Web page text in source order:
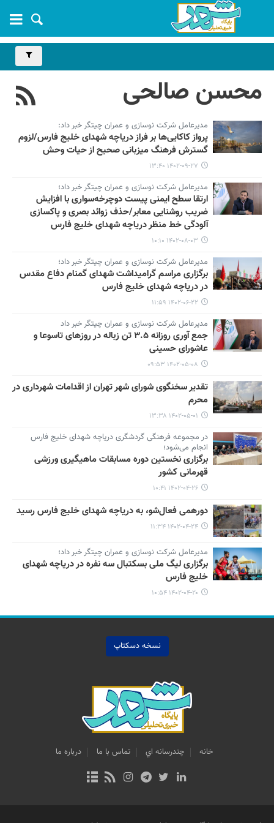
محسن صالحی
مدیرعامل شرکت نوسازی و عمران چیتگر خبر داد:
پرواز کاکایی‌ها بر فراز دریاچه شهدای خلیج فارس/لزوم
گسترش فرهنگ میزبانی صحیح از حیات وحش
۱۴۰۲-۰۹-۲۷ ۱۳:۴۰
مدیرعامل شرکت نوسازی و عمران چیتگر خبر داد؛
ارتقا سطح ایمنی پیست دوچرخه‌سواری با افزایش
ضریب روشنایی معابر/حذف زوائد بصری و پاکسازی
آلودگی خط منظر دریاچه شهدای خلیج فارس
۱۴۰۲-۰۸-۰۳ ۱۰:۱۰
مدیرعامل شرکت نوسازی و عمران چیتگر خبر داد؛
برگزاری مراسم گرامیداشت شهدای گمنام دفاع مقدس
در دریاچه شهدای خلیج فارس
۱۴۰۲-۰۶-۲۲ ۱۱:۵۹
مدیرعامل شرکت نوسازی و عمران چیتگر خبر داد
جمع آوری روزانه ۳.۵ تن زباله در روزهای تاسوعا و
عاشورای حسینی
۱۴۰۲-۰۵-۰۸ ۰۹:۵۳
تقدیر سخنگوی شورای شهر تهران از اقدامات شهرداری در
محرم
۱۴۰۲-۰۵-۰۱ ۱۳:۳۸
در مجموعه فرهنگی گردشگری دریاچه شهدای خلیج فارس
انجام می‌شود؛
برگزاری نخستین دوره مسابقات ماهیگیری ورزشی
قهرمانی کشور
۱۴۰۲-۰۴-۲۶ ۱۰:۴۱
دورهمی فعال‌شو، به دریاچه شهدای خلیج فارس رسید
۱۴۰۲-۰۴-۲۴ ۱۱:۳۴
مدیرعامل شرکت نوسازی و عمران چیتگر خبر داد؛
برگزاری لیگ ملی بسکتبال سه نفره در دریاچه شهدای
خلیج فارس
۱۴۰۲-۰۴-۲۰ ۱۰:۵۴
نسخه دسکتاپ
خانه چندرسانه اي تماس با ما درباره ما